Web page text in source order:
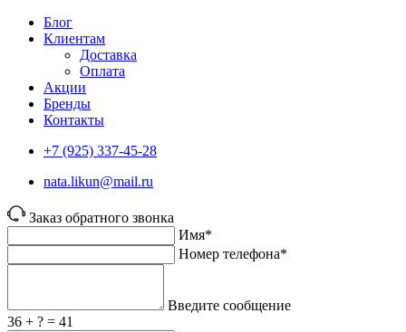
Блог
Клиентам
Доставка
Оплата
Акции
Бренды
Контакты
+7 (925) 337-45-28
nata.likun@mail.ru
Заказ обратного звонка
Имя*
Номер телефона*
Введите сообщение
36 + ? = 41